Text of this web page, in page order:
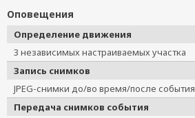
Оповещения
Определение движения
3 независимых настраиваемых участка
Запись снимков
JPEG-снимки до/во время/после события
Передача снимков события